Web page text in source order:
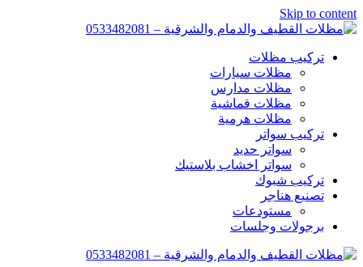
Skip to content
تركيب مظلات
مظلات سيارات
مظلات مدارس
مظلات قماشية
مظلات هرمية
تركيب سواتر
سواتر حديد
سواتر اخشاب بلاستيك
تركيب شبوك
تصنيع هناجر
مستودعات
برجولات وجلسات